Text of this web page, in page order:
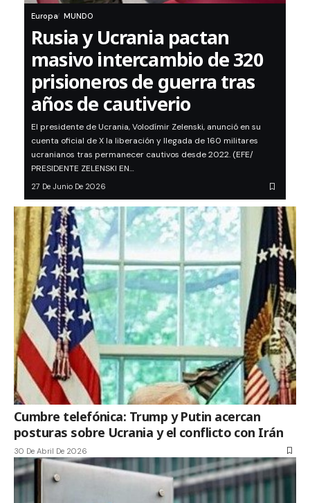
Europa MUNDO
Rusia y Ucrania pactan
masivo intercambio de 320
prisioneros de guerra tras
años de cautiverio
El presidente de Ucrania, Volodímir Zelenski, anunció en su
cuenta oficial de X la liberación y llegada de 160 militares
ucranianos tras permanecer cautivos desde 2022. (EFE/
PRESIDENTE ZELENSKI EN…
27 De Junio De 2026
Cumbre telefónica: Trump y Putin acercan
posturas sobre Ucrania y el conflicto con Irán
30 De Abril De 2026